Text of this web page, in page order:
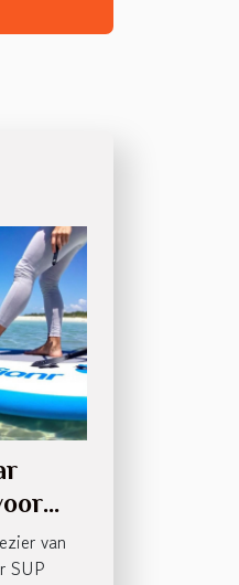
van
SUP